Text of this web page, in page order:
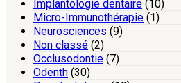
Implantologie dentaire (10)
Micro-Immunothérapie (1)
Neurosciences (9)
Non classé (2)
Occlusodontie (7)
Odenth (30)